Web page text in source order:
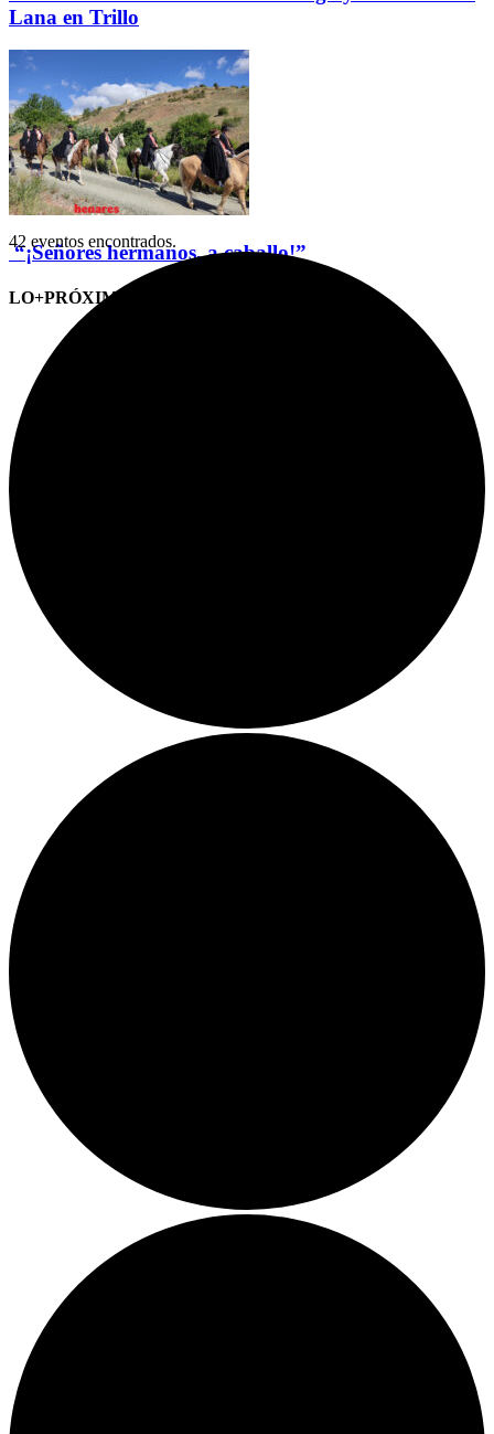
Lana en Trillo
“¡Señores hermanos, a caballo!”
LO+PRÓXIMO (CITAS)
42 eventos encontrados.